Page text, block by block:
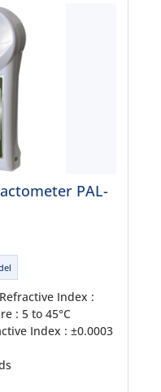
PAL-
Index :
: 5 to 45°C
Index : ±0.0003